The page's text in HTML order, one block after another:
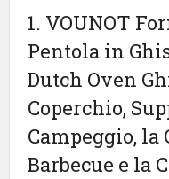
1. VOUNOT
Pentola in
Dutch Oven
Coperchio,
Campeggio, la
Barbecue e la